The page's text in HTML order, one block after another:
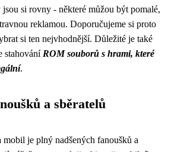
si rovny - některé můžou být pomalé,
reklamou. Doporučujeme si proto
si ten nejvhodnější. Důležité je také
stahování ROM souborů s hrami, které
.
a sběratelů
mobil je plný nadšených fanoušků a